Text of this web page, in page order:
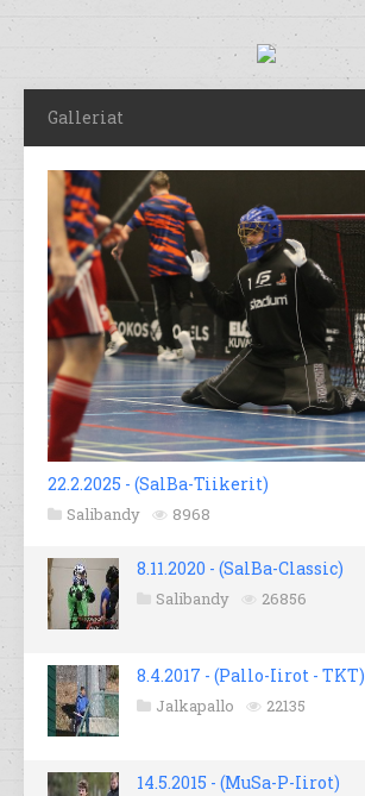
Galleriat
22.2.2025 - (SalBa-Tiikerit)
Salibandy 8968
8.11.2020 - (SalBa-Classic)
Salibandy 26856
8.4.2017 - (Pallo-Iirot - TKT)
Jalkapallo 22135
14.5.2015 - (MuSa-P-Iirot)